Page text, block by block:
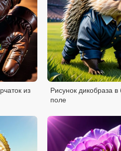
из
Рисунок дикобраза
поле